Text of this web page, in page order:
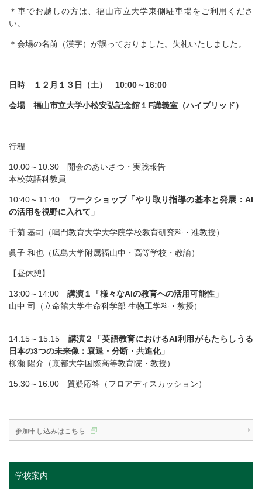
＊車でお越しの方は、福山市立大学東側駐車場をご利用くださ
い。
＊会場の名前（漢字）が誤っておりました。失礼いたしました。
日時 １２月１３日（土） 10:00～16:00
会場 福山市立大学小松安弘記念館１F講義室（ハイブリッド）
行程
10:00～10:30 開会のあいさつ・実践報告
本校英語科教員
10:40～11:40
ワークショップ「やり取り指導の基本と発展：AI
の活用を視野に入れて」
千菊 基司（鳴門教育大学大学院学校教育研究科・准教授）
眞子 和也（広島大学附属福山中・高等学校・教諭）
【昼休憩】
13:00～14:00 講演１「様々なAIの教育への活用可能性」
山中 司（立命館大学生命科学部 生物工学科・教授）
14:15～15:15 講演２「英語教育におけるAI利用がもたらしうる
日本の3つの未来像：衰退・分断・共進化」
柳瀬 陽介（京都大学国際高等教育院・教授）
15:30～16:00 質疑応答（フロアディスカッション）
参加申し込みはこちら
学校案内